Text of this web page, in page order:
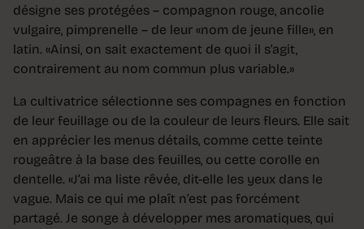
désigne ses protégées – compagnon rouge, ancolie
vulgaire, pimprenelle – de leur «nom de jeune fille», en
latin. «Ainsi, on sait exactement de quoi il s’agit,
contrairement au nom commun plus variable.»
La cultivatrice sélectionne ses compagnes en fonction
de leur feuillage ou de la couleur de leurs fleurs. Elle sait
en apprécier les menus détails, comme cette teinte
rougeâtre à la base des feuilles, ou cette corolle en
dentelle. «J’ai ma liste rêvée, dit-elle les yeux dans le
vague. Mais ce qui me plaît n’est pas forcément
partagé. Je songe à développer mes aromatiques, qui